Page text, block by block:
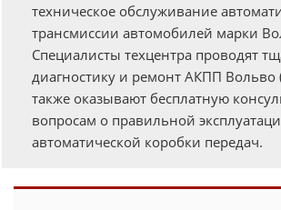
техническое обслуживание
трансмиссии автомобилей марки
Специалисты техцентра проводят
диагностику и ремонт АКПП Вольво
также оказывают бесплатную
вопросам о правильной
автоматической коробки передач.